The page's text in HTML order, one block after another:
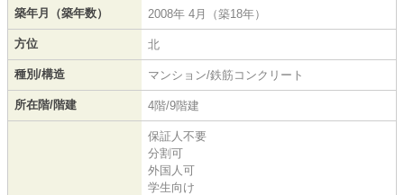
築年月（築年数） 2008年 4月（築18年）
方位 北
種別/構造 マンション/鉄筋コンクリート
所在階/階建 4階/9階建
保証人不要
分割可
外国人可
学生向け